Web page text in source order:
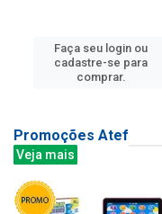
Faça seu login ou
cadastre-se para
comprar.
Promoções Atef
Veja mais